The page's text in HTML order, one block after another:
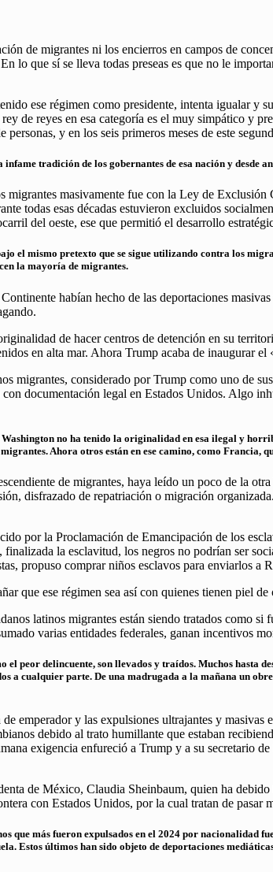
de migrantes ni los encierros en campos de
lo que sí se lleva todas preseas es que no le
ese régimen como presidente, intenta igualar
de reyes en esa categoría es el muy simpático y
y en los seis primeros meses de este
infame tradición de los gobernantes de esa nación y
migrantes masivamente fue con la Ley de
todas esas décadas estuvieron excluidos
del oeste, ese que permitió el desarrollo
el mismo pretexto que se sigue utilizando contra los
la mayoría de migrantes.
habían hecho de las deportaciones
de hacer centros de detención en su
en alta mar. Ahora Trump acaba de inaugurar
migrantes, considerado por Trump como uno de
con documentación legal en Estados Unidos. Algo
no ha tenido la originalidad en esa ilegal y
Ahora otros están en ese camino, como Francia,
de migrantes, haya leído un poco de la
disfrazado de repatriación o migración
por la Proclamación de Emancipación de los
la esclavitud, los negros no podrían ser
propuso comprar niños esclavos para enviarlos
que ese régimen sea así con quienes tienen piel
latinos migrantes están siendo tratados como
varias entidades federales, ganan incentivos
el peor delincuente, son llevados y traídos. Muchos hasta
a cualquier parte. De una madrugada a la mañana un
emperador y las expulsiones ultrajantes y
debido al trato humillante que estaban
exigencia enfureció a Trump y a su secretario
de México, Claudia Sheinbaum, quien ha
con Estados Unidos, por la cual tratan de pasar
que más fueron expulsados en el 2024 por nacionalidad
Estos últimos han sido objeto de deportaciones